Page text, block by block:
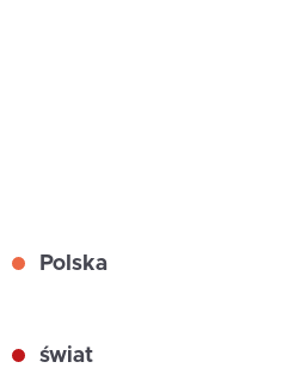
Polska
świat